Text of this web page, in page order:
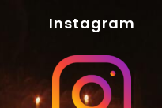
Instagram